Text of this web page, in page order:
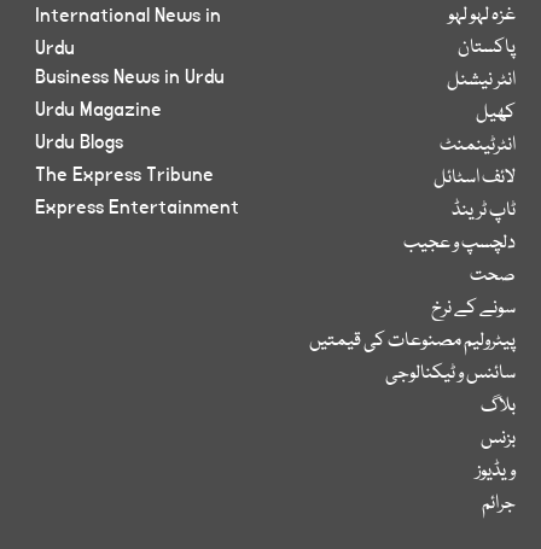
غزہ لہو لہو
پاکستان
انٹر نیشنل
کھیل
انٹرٹینمنٹ
لائف اسٹائل
ٹاپ ٹرینڈ
دلچسپ و عجیب
صحت
سونے کے نرخ
پیٹرولیم مصنوعات کی قیمتیں
سائنس و ٹیکنالوجی
بلاگ
بزنس
ویڈیوز
جرائم
International News in
Urdu
Business News in Urdu
Urdu Magazine
Urdu Blogs
The Express Tribune
Express Entertainment